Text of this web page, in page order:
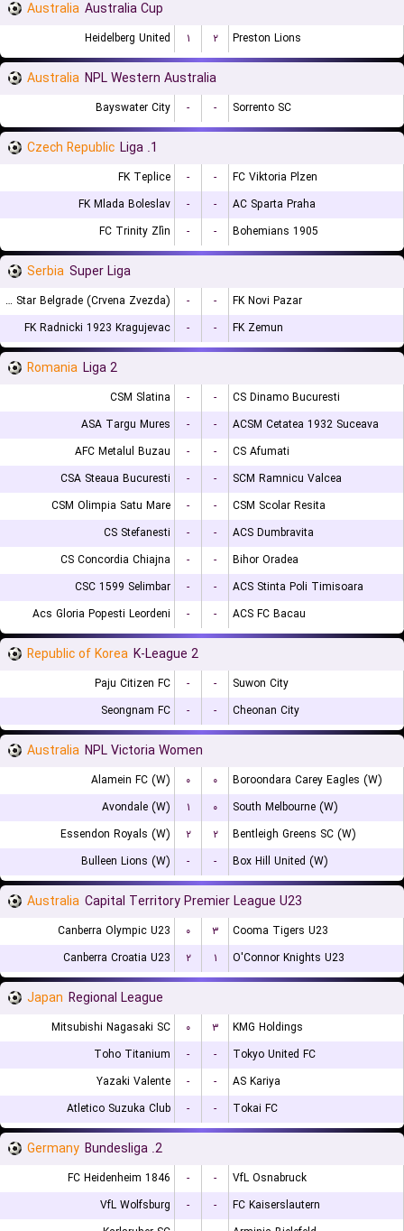
Australia Australia Cup
Heidelberg United ۱ ۲ Preston Lions
Australia NPL Western Australia
Bayswater City - - Sorrento SC
Czech Republic 1. Liga
FK Teplice - -
FC Viktoria Plzen
FK Mlada Boleslav
- -
AC Sparta Praha
FC Trinity Zlín
- - Bohemians 1905
Serbia Super Liga
FK Red Star Belgrade (Crvena Zvezda) - -
FK Novi Pazar
FK Radnicki 1923 Kragujevac
- - FK Zemun
Romania Liga 2
CSM Slatina - -
CS Dinamo Bucuresti
ASA Targu Mures
- -
ACSM Cetatea 1932 Suceava
AFC Metalul Buzau
- -
CS Afumati
CSA Steaua Bucuresti
- -
SCM Ramnicu Valcea
CSM Olimpia Satu Mare
- -
CSM Scolar Resita
CS Stefanesti
- -
ACS Dumbravita
CS Concordia Chiajna
- -
Bihor Oradea
CSC 1599 Selimbar
- -
ACS Stinta Poli Timisoara
Acs Gloria Popesti Leordeni
- - ACS FC Bacau
Republic of Korea K-League 2
Paju Citizen FC - -
Suwon City
Seongnam FC
- - Cheonan City
Australia NPL Victoria Women
Alamein FC (W) ۰ ۰
Boroondara Carey Eagles (W)
Avondale (W)
۱ ۰
South Melbourne (W)
Essendon Royals (W)
۲ ۲
Bentleigh Greens SC (W)
Bulleen Lions (W)
- - Box Hill United (W)
Australia Capital Territory Premier League U23
Canberra Olympic U23 ۰ ۳
Cooma Tigers U23
Canberra Croatia U23
۲ ۱ O'Connor Knights U23
Japan Regional League
Mitsubishi Nagasaki SC ۰ ۳
KMG Holdings
Toho Titanium
- -
Tokyo United FC
Yazaki Valente
- -
AS Kariya
Atletico Suzuka Club
- - Tokai FC
Germany 2. Bundesliga
FC Heidenheim 1846 - -
VfL Osnabruck
VfL Wolfsburg
- -
FC Kaiserslautern